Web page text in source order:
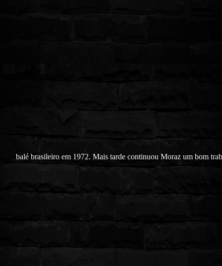
balé brasileiro em 1972. Mais tarde continuou Moraz um bom